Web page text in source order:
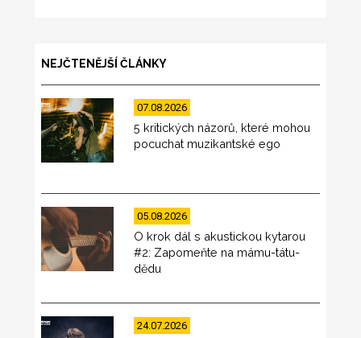
NEJČTENĚJŠÍ ČLÁNKY
07.08.2026
5 kritických názorů, které mohou
pocuchat muzikantské ego
05.08.2026
O krok dál s akustickou kytarou
#2: Zapomeňte na mámu-tátu-
dědu
24.07.2026